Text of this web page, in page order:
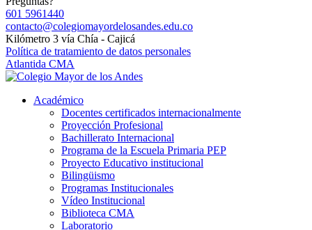
601 5961440
contacto@colegiomayordelosandes.edu.co
Kilómetro 3 vía Chía - Cajicá
Política de tratamiento de datos personales
Atlantida CMA
Académico
Docentes certificados internacionalmente
Proyección Profesional
Bachillerato Internacional
Programa de la Escuela Primaria PEP
Proyecto Educativo institucional
Bilingüismo
Programas Institucionales
Vídeo Institucional
Biblioteca CMA
Laboratorio